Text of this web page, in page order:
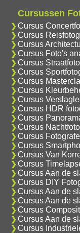
Cursussen
Cursus
Cursus
Cursus
Cursus Foto's
Cursus
Cursus
Cursus
Cursus
Cursus
Cursus HDR
Cursus
Cursus
Cursus
Cursus
Cursus Van
Cursus
Cursus Aan de
Cursus DIY
Cursus Aan de
Cursus Aan de
Cursus
Cursus Aan de
Cursus